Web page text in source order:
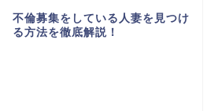
不倫募集をしている人妻を見つけ
る方法を徹底解説！